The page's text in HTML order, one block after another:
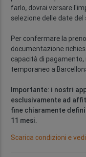
farlo, dovrai versare
selezione delle date del
Per confermare la
documentazione
capacità di
temporaneo a
Importante: i nostri
esclusivamente ad
fine chiaramente
11 mesi.
Scarica condizioni e